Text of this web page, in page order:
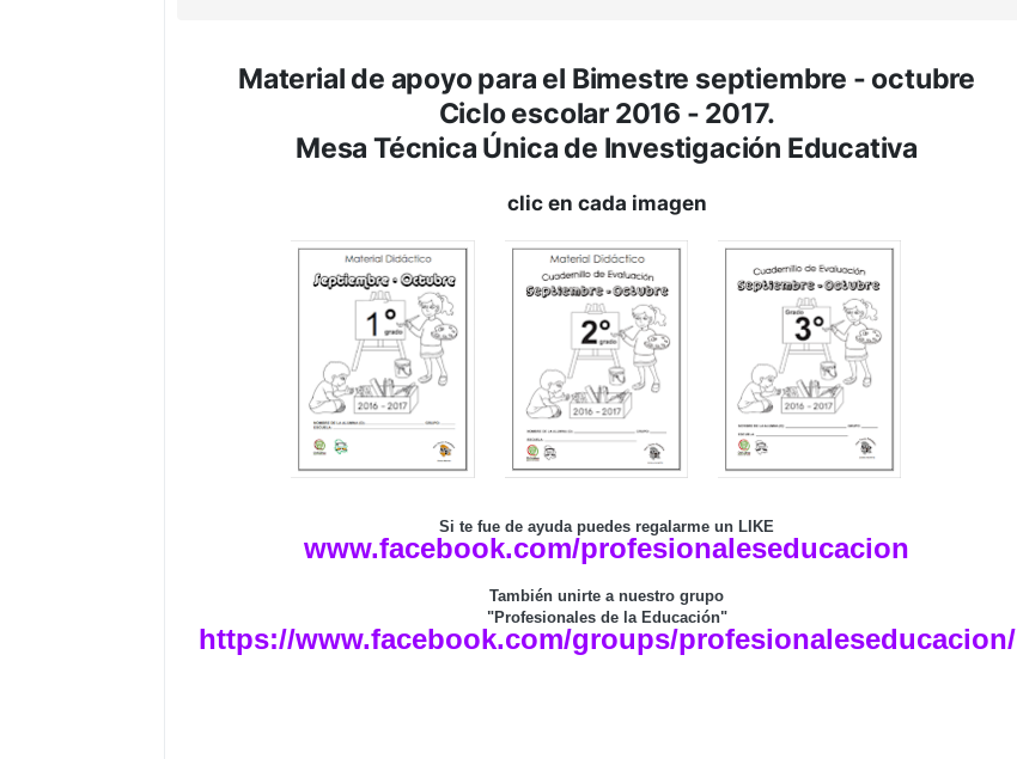
Material de apoyo para el Bimestre septiembre - octubre
Ciclo escolar 2016 - 2017.
Mesa Técnica Única de Investigación Educativa
clic en cada imagen
Si te fue de ayuda puedes regalarme un LIKE
www.facebook.com/profesionaleseducacion
También unirte a nuestro grupo
"Profesionales de la Educación"
https://www.facebook.com/groups/profesionaleseducacion/